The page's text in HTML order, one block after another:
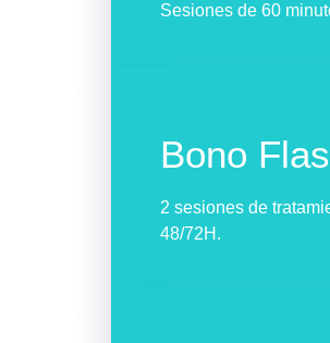
Sesiones de 60
Bono
2 sesiones de
48/72H.